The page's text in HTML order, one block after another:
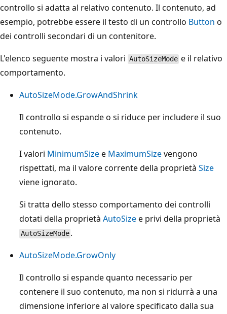
controllo si adatta al relativo contenuto. Il contenuto, ad
esempio, potrebbe essere il testo di un controllo Button o
dei controlli secondari di un contenitore.
L'elenco seguente mostra i valori AutoSizeMode e il relativo
comportamento.
AutoSizeMode.GrowAndShrink
Il controllo si espande o si riduce per includere il suo
contenuto.
I valori MinimumSizee MaximumSizevengono
rispettati, ma il valore corrente della proprietà Size
viene ignorato.
Si tratta dello stesso comportamento dei controlli
dotati della proprietà AutoSizee privi della proprietà
AutoSizeMode .
AutoSizeMode.GrowOnly
Il controllo si espande quanto necessario per
contenere il suo contenuto, ma non si ridurrà a una
dimensione inferiore al valore specificato dalla sua